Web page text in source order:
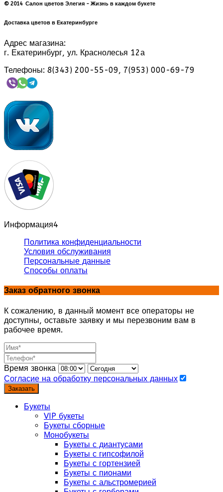
© 2014 Салон цветов Элегия - Жизнь в каждом букете
Доставка цветов в Екатеринбурге
Адрес магазина:
г. Екатеринбург, ул. Краснолесья 12а
Телефоны: 8(343) 200-55-09, 7(953) 000-69-79
Информация4
Политика конфиденциальности
Условия обслуживания
Персональные данные
Способы оплаты
Заказ обратного звонка
К сожалению, в данный момент все операторы не
доступны, оставьте заявку и мы перезвоним вам в
рабочее время.
Время звонка
Согласие на обработку персональных данных
Заказать
Букеты
VIP букеты
Букеты сборные
Монобукеты
Букеты с диантусами
Букеты с гипсофилой
Букеты с гортензией
Букеты с пионами
Букеты с альстромерией